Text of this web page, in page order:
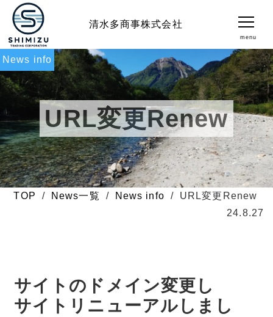
清水多商事株式会社
menu
会社案内
ニュース
お問合せ
TEL
News info
URL変更Renew
TOP News一覧 News info
URL変更Renew
24.8.27
サイトのドメイン変更し
サイトリニューアルしまし